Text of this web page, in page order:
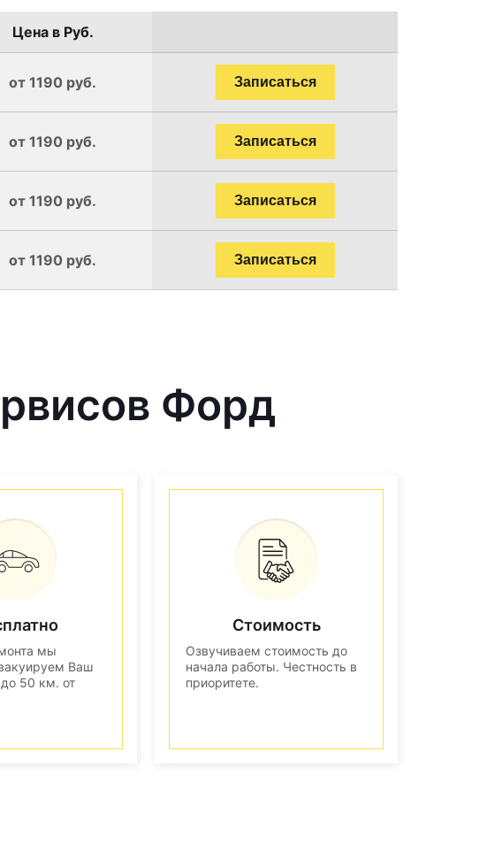
Цена в Руб.
от 1190 руб. Записаться
от 1190 руб. Записаться
от 1190 руб. Записаться
от 1190 руб. Записаться
Форд
мы
Ваш
50 км. от
Стоимость
Озвучиваем стоимость до
начала работы. Честность в
приоритете.